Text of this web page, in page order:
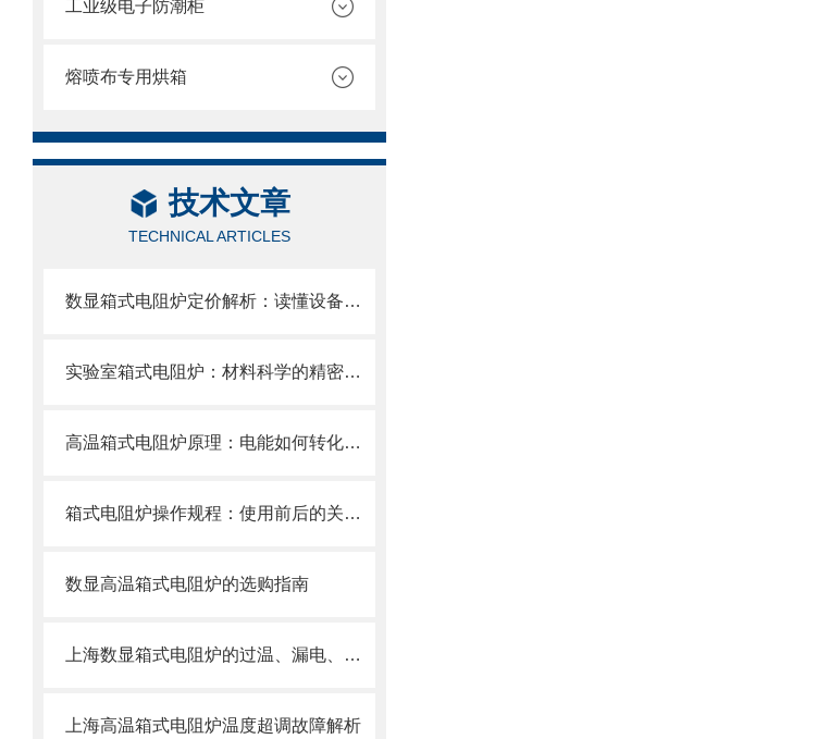
工业级电子防潮柜
熔喷布专用烘箱
技术文章
TECHNICAL ARTICLES
数显箱式电阻炉定价解析：读懂设备报价与采购性价比
实验室箱式电阻炉：材料科学的精密热工平台
高温箱式电阻炉原理：电能如何转化为洁净可控的高温？
箱式电阻炉操作规程：使用前后的关键注意事项
数显高温箱式电阻炉的选购指南
上海数显箱式电阻炉的过温、漏电、超压保护机制
上海高温箱式电阻炉温度超调故障解析